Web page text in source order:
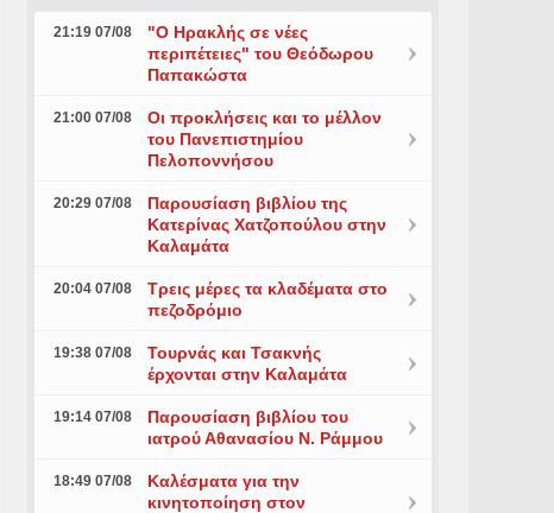
21:19 07/08
"Ο Ηρακλής σε νέες
περιπέτειες" του Θεόδωρου
Παπακώστα
21:00 07/08
Οι προκλήσεις και το μέλλον
του Πανεπιστημίου
Πελοποννήσου
20:29 07/08
Παρουσίαση βιβλίου της
Κατερίνας Χατζοπούλου στην
Καλαμάτα
20:04 07/08
Τρεις μέρες τα κλαδέματα στο
πεζοδρόμιο
19:38 07/08
Τουρνάς και Τσακνής
έρχονται στην Καλαμάτα
19:14 07/08
Παρουσίαση βιβλίου του
ιατρού Αθανασίου Ν. Ράμμου
18:49 07/08
Καλέσματα για την
κινητοποίηση στον